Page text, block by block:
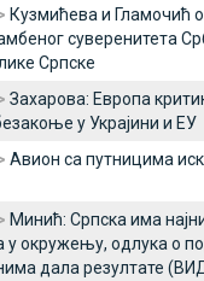
Кузмићева и Гламочић
суверенитета
Српске
Захарова: Европа
у Украјини и ЕУ
Авион са путницима
Минић: Српска има
у окружењу, одлука о
дала резултате